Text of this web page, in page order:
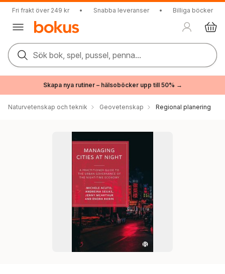
Fri frakt över 249 kr • Snabba leveranser • Billiga böcker
Sök bok, spel, pussel, penna...
Skapa nya rutiner – hälsoböcker upp till 50% →
Naturvetenskap och teknik Geovetenskap Regional planering